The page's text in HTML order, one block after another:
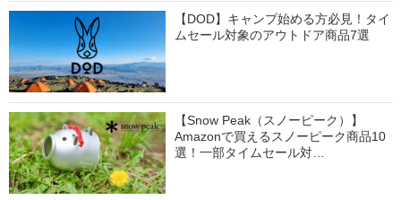
【DOD】キャンプ始める方必見！タイ
ムセール対象のアウトドア商品7選
【Snow Peak（スノーピーク）】
Amazonで買えるスノーピーク商品10
選！一部タイムセール対…